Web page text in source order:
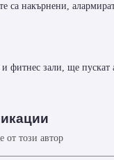
са накърнени,
фитнес зали, ще пускат
от този автор